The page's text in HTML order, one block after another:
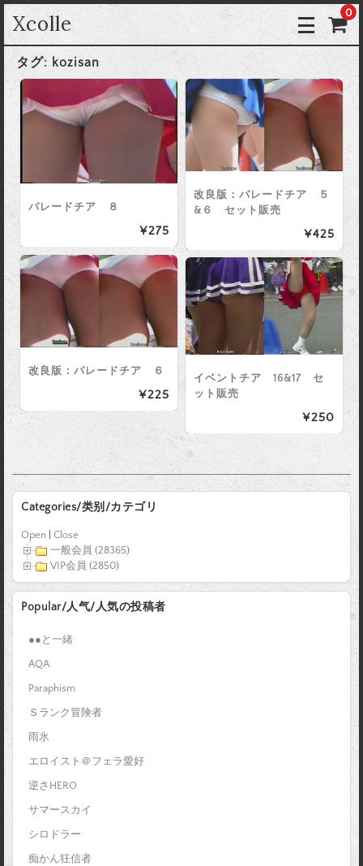
Xcolle 0
タグ: kozisan
パレードチア ８
¥275
改良版：パレードチア ５
&６ セット販売
¥425
改良版：パレードチア ６
¥225
イベントチア 16&17 セ
ット販売
¥250
Categories/类别/カテゴリ
Open
Close
一般会員 (28365)
VIP会員 (2850)
Popular/人气/人気の投稿者
●●と一緒
AQA
Paraphism
Ｓランク冒険者
雨氷
エロイスト＠フェラ愛好
逆さHERO
サマースカイ
シロドラー
痴かん狂信者